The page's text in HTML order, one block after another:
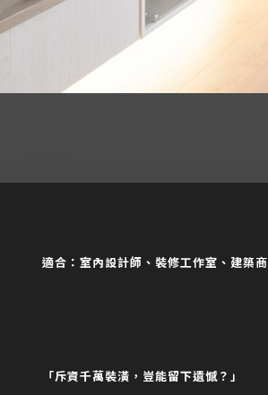
適合：室內設計師、裝修工作室、建築商
「斥資千萬裝潢，豈能留下遺憾？」